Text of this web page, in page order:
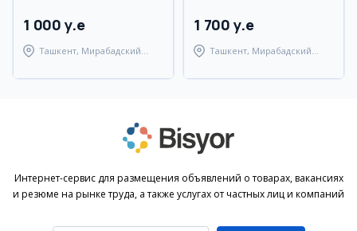
1 000 y.e
Ташкент, Мирабадский
1 700 y.e
Ташкент, Мирабадский
Интернет-сервис для размещения объявлений о товарах, вакансиях
и резюме на рынке труда, а также услугах от частных лиц и компаний